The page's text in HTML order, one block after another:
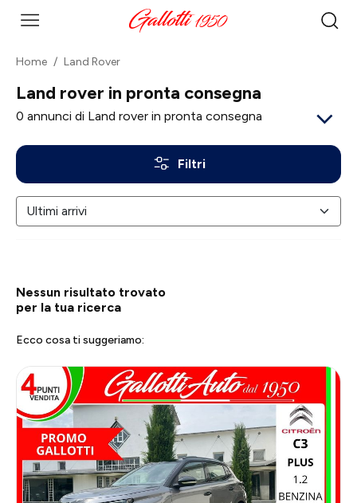
Home Land Rover
Land rover in pronta consegna
0 annunci di Land rover in pronta consegna
Filtri
Nessun risultato trovato
per la tua ricerca
Ecco cosa ti suggeriamo: